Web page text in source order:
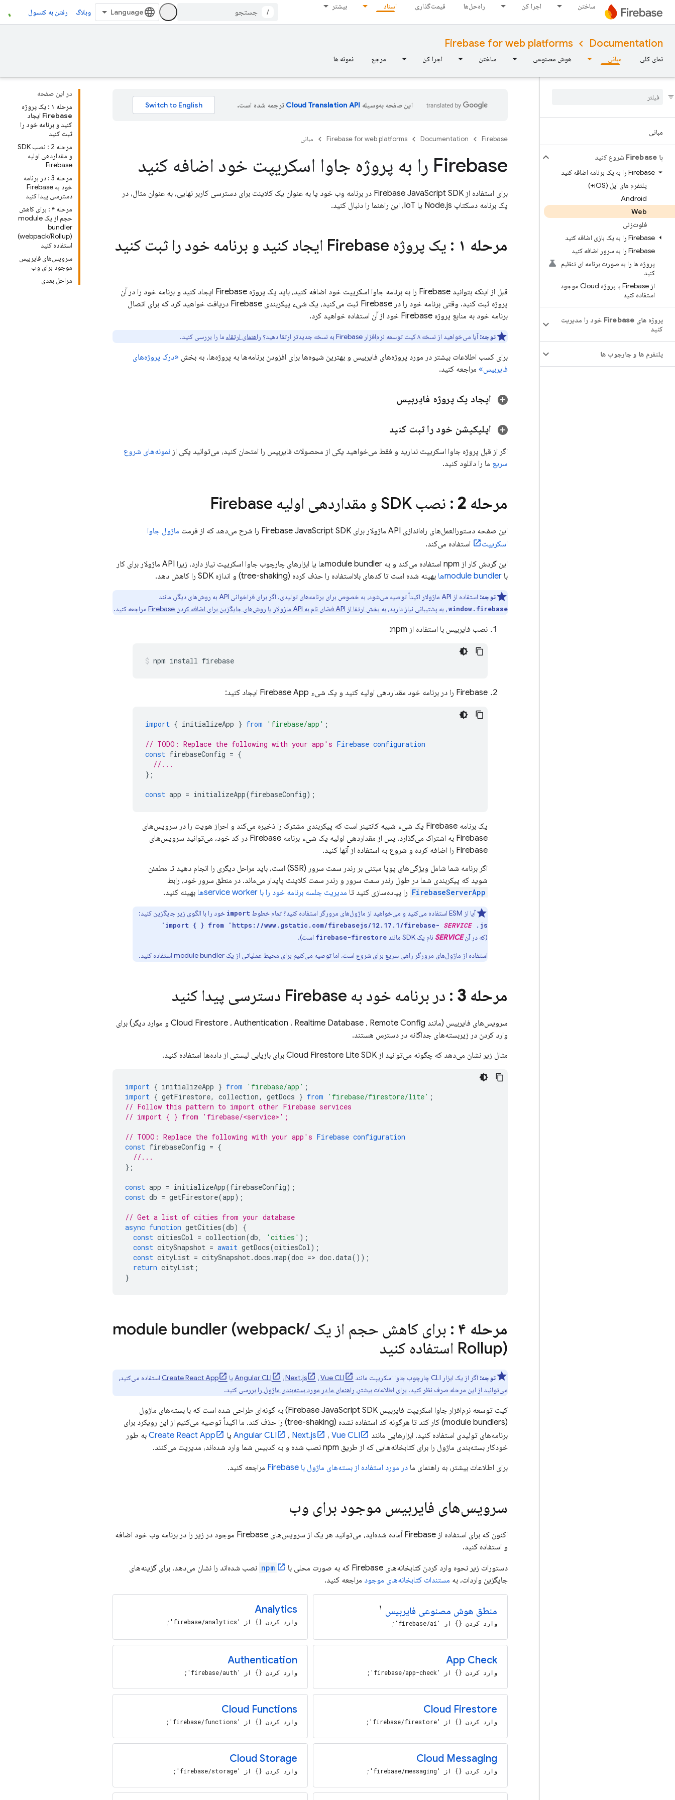
ساختن اجرا کن راه‌حل‌ها قیمت‌گذاری اسناد بیشتر
/ وبلاگ رفتن به کنسول
Documentation
Firebase for web platforms
نمای کلی مبانی هوش مصنوعی ساختن اجرا کن مرجع نمونه ها
مبانی
با Firebase شروع کنید
Firebase را به یک برنامه اضافه کنید
پلتفرم های اپل (iOS+)
Android
Web
فلوت‌زنی
Firebase را به یک بازی اضافه کنید
Firebase را به سرور اضافه کنید
پروژه ها را به صورت برنامه ای تنظیم
کنید
از Firebase با پروژه Cloud موجود
استفاده کنید
پروژه های Firebase خود را مدیریت
کنید
پلتفرم ها و چارچوب ها
در این صفحه
مرحله ۱ : یک پروژه
Firebase ایجاد
کنید و برنامه خود را
ثبت کنید
مرحله 2 : نصب SDK
و مقداردهی اولیه
Firebase
مرحله 3 : در برنامه
خود به Firebase
دسترسی پیدا کنید
مرحله ۴ : برای کاهش
حجم از یک module
bundler
(webpack/Rollup)
استفاده کنید
سرویس‌های فایربیس
موجود برای وب
مراحل بعدی
این صفحه به‌وسیله ترجمه شده است.
Firebase
Documentation
Firebase for web platforms مبانی
Firebase را به پروژه جاوا اسکریپت خود اضافه کنید
برای استفاده از Firebase JavaScript
SDK در برنامه وب خود یا به عنوان یک کلاینت برای دسترسی کاربر نهایی، به عنوان مثال، در
یک برنامه دسکتاپ Node.js یا IoT، این راهنما را دنبال کنید.
مرحله ۱ : یک پروژه Firebase ایجاد کنید و برنامه خود را ثبت کنید
قبل از اینکه بتوانید Firebase را به برنامه جاوا اسکریپت خود اضافه کنید، باید یک پروژه Firebase ایجاد کنید و برنامه خود را در آن
پروژه ثبت کنید. وقتی برنامه خود را در Firebase ثبت می‌کنید، یک شیء پیکربندی Firebase دریافت خواهید کرد که برای اتصال
برنامه خود به منابع پروژه Firebase خود از آن استفاده خواهید کرد.
توجه: آیا می‌خواهید از نسخه ۸ کیت توسعه نرم‌افزار Firebase به نسخه جدیدتر ارتقا دهید؟ راهنمای ارتقاء ما را بررسی کنید.
برای کسب اطلاعات بیشتر در مورد پروژه‌های فایربیس و بهترین شیوه‌ها برای افزودن برنامه‌ها به پروژه‌ها، به بخش «درک پروژه‌های
فایربیس» مراجعه کنید.
ایجاد یک پروژه فایربیس
اپلیکیشن خود را ثبت کنید
اگر از قبل پروژه جاوا اسکریپت ندارید و فقط می‌خواهید یکی از محصولات فایربیس را امتحان کنید، می‌توانید یکی از نمونه‌های شروع
سریع ما را دانلود کنید.
مرحله 2 : نصب SDK و مقداردهی اولیه Firebase
این صفحه دستورالعمل‌های راه‌اندازی API ماژولار برای Firebase JavaScript SDK را شرح می‌دهد که از فرمت
ماژول جاوا
اسکریپت
استفاده می‌کند.
این گردش کار از npm استفاده می‌کند و به module bundlerها یا ابزارهای چارچوب جاوا اسکریپت نیاز دارد، زیرا API ماژولار برای کار
با module bundlerها بهینه شده است تا کدهای بلااستفاده را حذف کرده (tree-shaking) و اندازه SDK را کاهش دهد.
توجه: استفاده از API ماژولار اکیداً توصیه می‌شود، به خصوص برای برنامه‌های تولیدی. اگر برای فراخوانی API به روش‌های دیگر، مانند
window.firebase، به پشتیبانی نیاز دارید، به بخش ارتقا از API فضای نام به API ماژولار یا روش‌های جایگزین برای اضافه کردن Firebase مراجعه کنید.
نصب فایربیس با استفاده از npm:
npm install firebase
Firebase را در برنامه خود مقداردهی اولیه کنید و یک شیء Firebase App ایجاد کنید:
import { initializeApp } from 'firebase/app' ;
// TODO: Replace the following with your app's Firebase configuration
const firebaseConfig = {
//...
};
const app = initializeApp(firebaseConfig);
یک برنامه Firebase یک شیء شبیه کانتینر است که پیکربندی مشترک را ذخیره می‌کند و احراز هویت را در سرویس‌های
Firebase به اشتراک می‌گذارد. پس از مقداردهی اولیه یک شیء برنامه Firebase در کد خود، می‌توانید سرویس‌های
Firebase را اضافه کرده و شروع به استفاده از آنها کنید.
اگر برنامه شما شامل ویژگی‌های پویا مبتنی بر رندر سمت سرور (SSR) است، باید مراحل دیگری را انجام دهید تا مطمئن
شوید که پیکربندی شما در طول رندر سمت سرور و رندر سمت کلاینت پایدار می‌ماند. در منطق سرور خود، رابط
FirebaseServerApp را پیاده‌سازی کنید تا مدیریت جلسه برنامه خود را با service workerها بهینه کنید.
آیا از ESM استفاده می‌کنید و می‌خواهید از ماژول‌های مرورگر استفاده کنید؟ تمام خطوط import خود را با الگوی زیر جایگزین کنید:
import { } from 'https://www.gstatic.com/firebasejs/12.17.1/firebase- SERVICE.js'
(که در آنSERVICE نام یک SDK مانند firebase-firestore است).
استفاده از ماژول‌های مرورگر راهی سریع برای شروع است، اما توصیه می‌کنیم برای محیط عملیاتی از یک module bundler استفاده کنید.
مرحله 3 : در برنامه خود به Firebase دسترسی پیدا کنید
سرویس‌های فایربیس (مانند Cloud Firestore ، Authentication ، Realtime Database ، Remote Config
و موارد دیگر) برای
وارد کردن در زیربسته‌های جداگانه در دسترس هستند.
مثال زیر نشان می‌دهد که چگونه می‌توانید از
Cloud Firestore Lite SDK برای بازیابی لیستی از داده‌ها استفاده کنید.
import { initializeApp } from 'firebase/app' ;
import { getFirestore, collection, getDocs } from 'firebase/firestore/lite' ;
// Follow this pattern to import other Firebase services
// import { } from 'firebase/<service>';
// TODO: Replace the following with your app's Firebase configuration
const firebaseConfig = {
//...
};
const app = initializeApp(firebaseConfig);
const db = getFirestore(app);
// Get a list of cities from your database
async function getCities(db)
{
const citiesCol = collection(db, 'cities' );
const citySnapshot = await getDocs(citiesCol);
const cityList = citySnapshot.docs .map(doc => doc.data());
return cityList ;
}
مرحله ۴ : برای کاهش حجم از یک module bundler (webpack/
Rollup) استفاده کنید
توجه: اگر از یک ابزار CLI چارچوب جاوا اسکریپت مانند Angular CLI ،Next.js ،Vue CLI یا Create React App استفاده می‌کنید،
می‌توانید از این مرحله صرف نظر کنید. برای اطلاعات بیشتر، راهنمای ما در مورد بسته‌بندی ماژول را بررسی کنید.
کیت توسعه نرم‌افزار جاوا اسکریپت فایربیس Firebase JavaScript
SDK) به گونه‌ای طراحی شده است که با بسته‌های ماژول
(module bundlers) کار کند تا هرگونه کد استفاده نشده (tree-shaking) را حذف کند. ما اکیداً توصیه می‌کنیم از این رویکرد برای
برنامه‌های تولیدی استفاده کنید. ابزارهایی مانند
Angular CLI ، Next.js ، Vue CLI یا Create React App به طور
خودکار بسته‌بندی ماژول را برای کتابخانه‌هایی که از طریق npm نصب شده و به کدبیس شما وارد شده‌اند، مدیریت می‌کنند.
برای اطلاعات بیشتر، به راهنمای ما در مورد استفاده از بسته‌های ماژول با Firebase مراجعه کنید.
سرویس‌های فایربیس موجود برای وب
اکنون که برای استفاده از Firebase آماده شده‌اید، می‌توانید هر یک از سرویس‌های Firebase موجود در زیر را در برنامه وب خود اضافه
و استفاده کنید.
دستورات زیر نحوه وارد کردن کتابخانه‌های Firebase که به صورت محلی با npm نصب شده‌اند را نشان می‌دهد. برای گزینه‌های
جایگزین واردات، به مستندات کتابخانه‌های موجود مراجعه کنید.
منطق هوش مصنوعی فایربیس ۱
وارد کردن {} از 'firebase/ai';
Analytics
وارد کردن {} از 'firebase/analytics';
App Check
وارد کردن {} از 'firebase/app-check';
Authentication
وارد کردن {} از 'firebase/auth';
Cloud Firestore
وارد کردن {} از 'firebase/firestore';
Cloud Functions
وارد کردن {} از 'firebase/functions';
Cloud Messaging
وارد کردن {} از 'firebase/messaging';
Cloud Storage
وارد کردن {} از 'firebase/storage';